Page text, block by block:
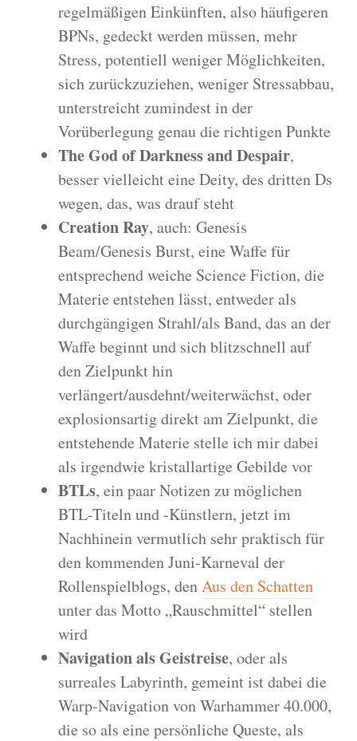
regelmäßigen Einkünften, also häufigeren
BPNs, gedeckt werden müssen, mehr
Stress, potentiell weniger Möglichkeiten,
sich zurückzuziehen, weniger Stressabbau,
unterstreicht zumindest in der
Vorüberlegung genau die richtigen Punkte
The God of Darkness and Despair,
besser vielleicht eine Deity, des dritten Ds
wegen, das, was drauf steht
Creation Ray, auch: Genesis
Beam/Genesis Burst, eine Waffe für
entsprechend weiche Science Fiction, die
Materie entstehen lässt, entweder als
durchgängigen Strahl/als Band, das an der
Waffe beginnt und sich blitzschnell auf
den Zielpunkt hin
verlängert/ausdehnt/weiterwächst, oder
explosionsartig direkt am Zielpunkt, die
entstehende Materie stelle ich mir dabei
als irgendwie kristallartige Gebilde vor
BTLs, ein paar Notizen zu möglichen
BTL-Titeln und -Künstlern, jetzt im
Nachhinein vermutlich sehr praktisch für
den kommenden Juni-Karneval der
Rollenspielblogs, denAus den Schatten
unter das Motto „Rauschmittel“ stellen
wird
Navigation als Geistreise, oder als
surreales Labyrinth, gemeint ist dabei die
Warp-Navigation von Warhammer 40.000,
die so als eine persönliche Queste, als